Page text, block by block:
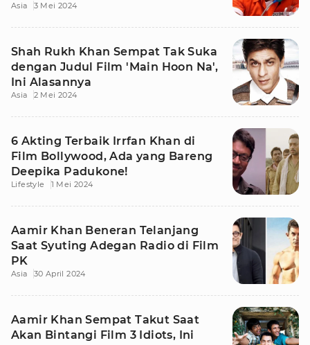
Asia 3 Mei 2024
Shah Rukh Khan Sempat Tak Suka
dengan Judul Film 'Main Hoon Na',
Ini Alasannya
Asia 2 Mei 2024
6 Akting Terbaik Irrfan Khan di
Film Bollywood, Ada yang Bareng
Deepika Padukone!
Lifestyle 1 Mei 2024
Aamir Khan Beneran Telanjang
Saat Syuting Adegan Radio di Film
PK
Asia 30 April 2024
Aamir Khan Sempat Takut Saat
Akan Bintangi Film 3 Idiots, Ini